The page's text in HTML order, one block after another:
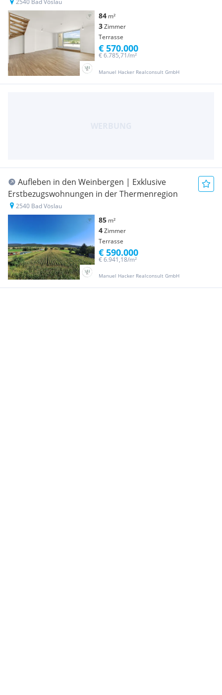
2540 Bad Vöslau
84 m²
3Zimmer
Terrasse
Manuel Hacker Realconsult GmbH
€ 6.785,71/m²
€ 570.000
Aufleben in den Weinbergen | Exklusive
Erstbezugswohnungen in der Thermenregion
2540 Bad Vöslau
85 m²
4Zimmer
Terrasse
Manuel Hacker Realconsult GmbH
€ 6.941,18/m²
€ 590.000